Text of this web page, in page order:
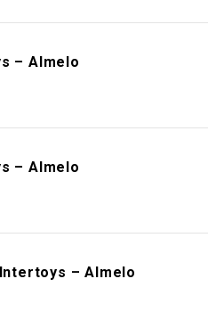
– Almelo
– Almelo
– Almelo